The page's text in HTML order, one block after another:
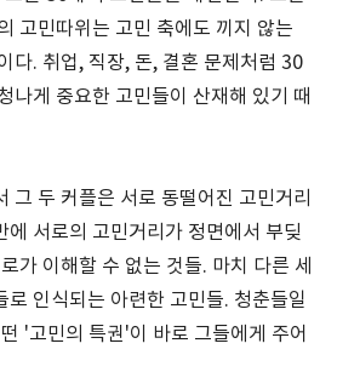
고민따위는 고민 축에도 끼지 않는
다. 취업, 직장, 돈, 결혼 문제처럼 30
나게 중요한 고민들이 산재해 있기 때
그 두 커플은 서로 동떨어진 고민거리
에 서로의 고민거리가 정면에서 부딪
가 이해할 수 없는 것들. 마치 다른 세
로 인식되는 아련한 고민들. 청춘들일
'고민의 특권'이 바로 그들에게 주어